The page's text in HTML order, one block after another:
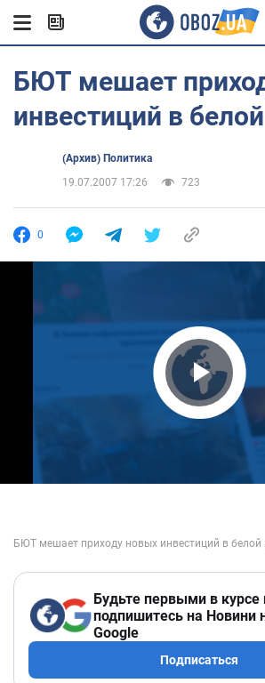
БЮТ мешает
инвестиций в
(Архив) Политика
19.07.2007 17:26
723
0
Play
Будьте первыми в курсе
подпишитесь на Новини
Google
Подписаться